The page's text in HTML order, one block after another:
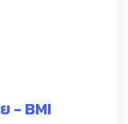
- BMI